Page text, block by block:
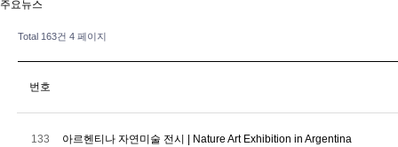
주요뉴스
Total 163건 4 페이지
번호
133 아르헨티나 자연미술 전시 | Nature Art Exhibition in Argentina